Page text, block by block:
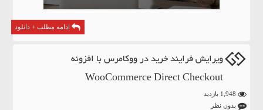
ادامه مطلب + دانلود
ویرایش فرایند خرید در ووکامرس با افزونه
WooCommerce Direct Checkout
بدون نظر